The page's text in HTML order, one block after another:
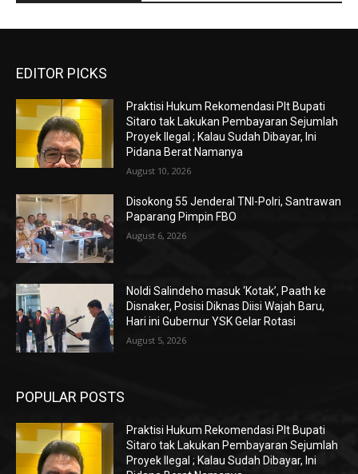
EDITOR PICKS
Praktisi Hukum Rekomendasi Plt Bupati
Sitaro tak Lakukan Pembayaran Sejumlah
Proyek Ilegal ; Kalau Sudah Dibayar, Ini
Pidana Berat Namanya
August 10, 2026
Disokong 55 Jenderal TNI-Polri, Santrawan
Paparang Pimpin FBO
August 6, 2026
Noldi Salindeho masuk ‘Kotak’, Paath ke
Disnaker, Posisi Diknas Diisi Wajah Baru,
Hari ini Gubernur YSK Gelar Rotasi
August 5, 2026
POPULAR POSTS
Praktisi Hukum Rekomendasi Plt Bupati
Sitaro tak Lakukan Pembayaran Sejumlah
Proyek Ilegal ; Kalau Sudah Dibayar, Ini